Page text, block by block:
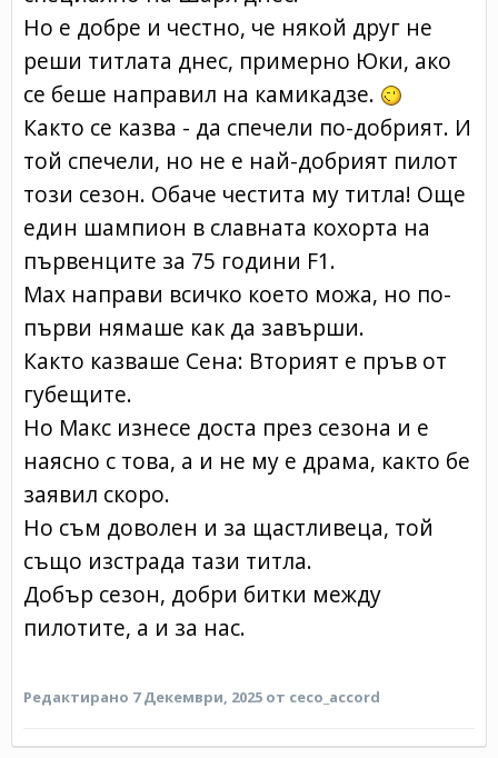
Но е добре и честно, че някой друг не
реши титлата днес, примерно Юки, ако
се беше направил на камикадзе.
Както се казва - да спечели по-добрият. И
той спечели, но не е най-добрият пилот
този сезон. Обаче честита му титла! Още
един шампион в славната кохорта на
първенците за 75 години F1.
Мах направи всичко което можа, но по-
първи нямаше как да завърши.
Както казваше Сена: Вторият е пръв от
губещите.
Но Макс изнесе доста през сезона и е
наясно с това, а и не му е драма, както бе
заявил скоро.
Но съм доволен и за щастливеца, той
също изстрада тази титла.
Добър сезон, добри битки между
пилотите, а и за нас.
Редактирано 7 Декември, 2025 от ceco_accord